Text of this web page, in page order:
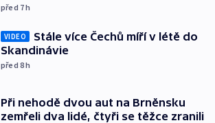
před 7h
VIDEO
Stále více Čechů míří v létě do
Skandinávie
před 8h
Při nehodě dvou aut na Brněnsku
zemřeli dva lidé, čtyři se těžce zranili